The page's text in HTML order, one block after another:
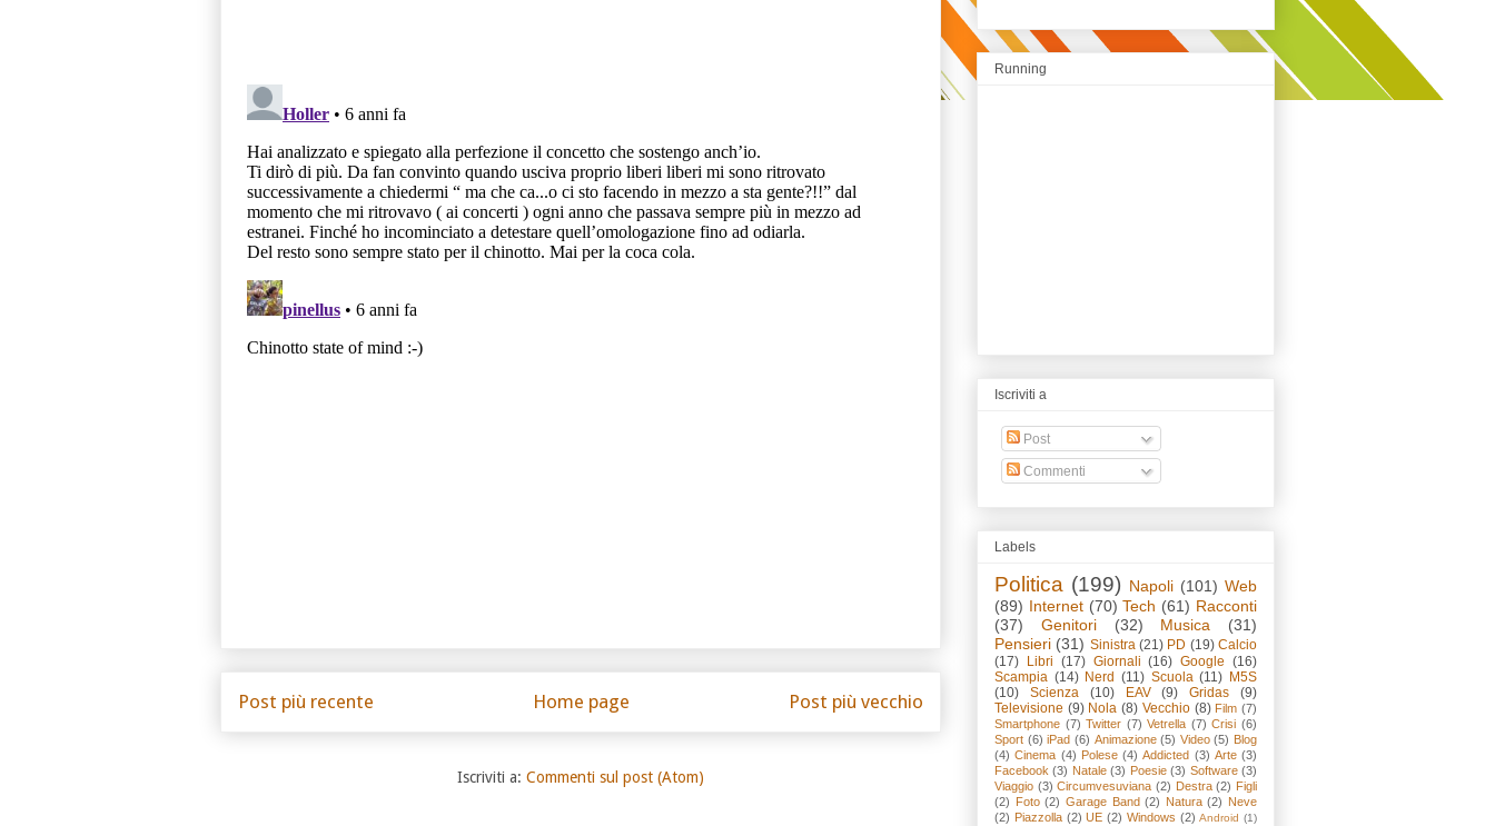
Post più recente Post più vecchio
Home page
Iscriviti a: Commenti sul post (Atom)
Running
Iscriviti a
Post
Commenti
Labels
Politica (199) Napoli (101) Web
(89) Internet (70) Tech (61) Racconti
(37)
Genitori (32) Musica
(31)
Pensieri (31) Sinistra (21) PD (19) Calcio
(17)
Libri (17) Giornali (16) Google (16)
Scampia (14) Nerd (11) Scuola (11) M5S
(10)
Scienza (10) EAV (9) Gridas
(9)
Televisione (9) Nola (8) Vecchio (8) Film (7)
Smartphone (7) Twitter (7) Vetrella (7) Crisi (6)
Sport (6) iPad (6) Animazione (5) Video (5) Blog
(4) Cinema (4) Polese (4) Addicted (3) Arte (3)
Facebook (3) Natale (3) Poesie (3) Software (3)
Viaggio (3) Circumvesuviana (2) Destra (2) Figli
(2)
Foto (2) Garage Band (2) Natura (2) Neve
(2) Piazzolla (2) UE (2) Windows (2) Android (1)